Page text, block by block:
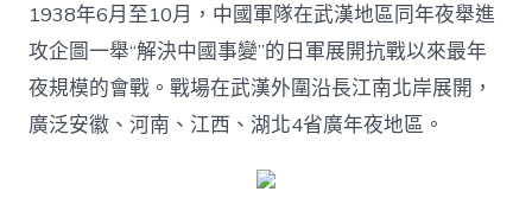
1938年6月至10月，中國軍隊在武漢地區同年夜舉進
攻企圖一舉“解決中國事變”的日軍展開抗戰以來最年
夜規模的會戰。戰場在武漢外圍沿長江南北岸展開，
廣泛安徽、河南、江西、湖北4省廣年夜地區。